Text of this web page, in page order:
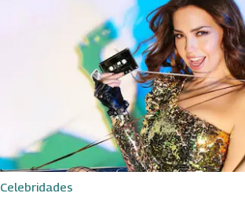
Celebridades